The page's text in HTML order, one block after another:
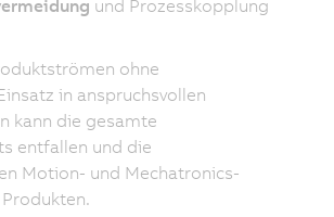
und Prozesskopplung
ohne
in anspruchsvollen
kann die gesamte
entfallen und die
Motion- und Mechatronics-